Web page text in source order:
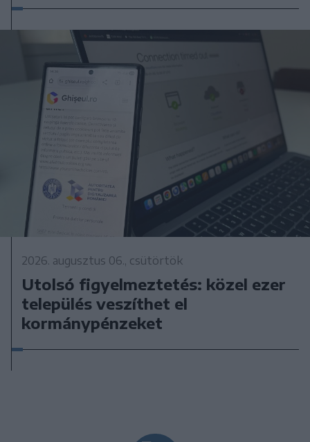
2026. augusztus 06., csütörtök
Utolsó figyelmeztetés: közel ezer
település veszíthet el
kormánypénzeket